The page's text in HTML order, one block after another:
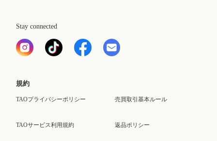
Stay connected
規約
TAOプライバシーポリシー
TAOサービス利用規約
売買取引基本ルール
返品ポリシー